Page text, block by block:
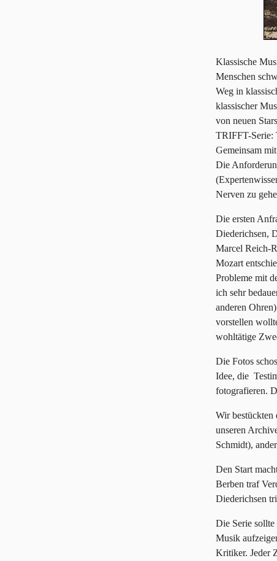
Klassische
Menschen
Weg in
klassischer
von neuen
TRIFFT-Serie:
Gemeinsam
Die
Nerven zu
Die ersten
Diederichsen,
Marcel Reich-
Mozart
Probleme mit
ich sehr
anderen
vorstellen
wohltätige
Die Fotos
Idee, die
fotografieren.
Wir bestückten
unseren
Schmidt),
Den Start
Berben traf
Diederichsen
Die Serie
Musik
Kritiker. Jeder